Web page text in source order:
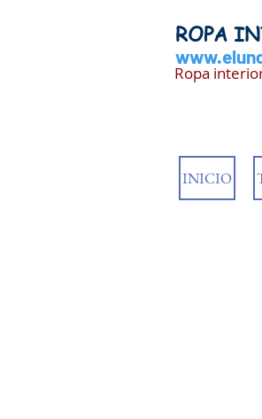
ROPA
Ropa
INICIO